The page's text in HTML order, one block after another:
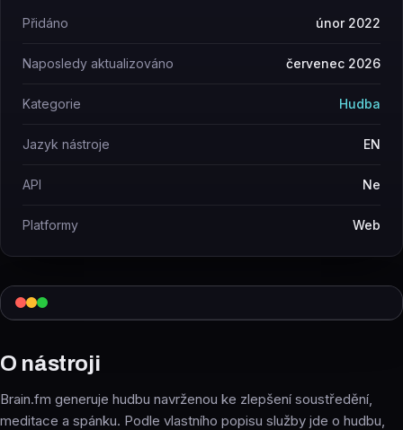
O nástroji
Brain.fm generuje hudbu navrženou ke zlepšení soustředění,
meditace a spánku. Podle vlastního popisu služby jde o hudbu,
Přidáno únor 2022
Naposledy aktualizováno červenec 2026
Kategorie Hudba
Jazyk nástroje EN
API Ne
Platformy Web